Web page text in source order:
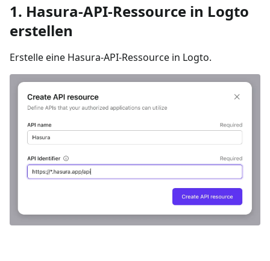
1. Hasura-API-Ressource in Logto
erstellen
Erstelle eine Hasura-API-Ressource in Logto.